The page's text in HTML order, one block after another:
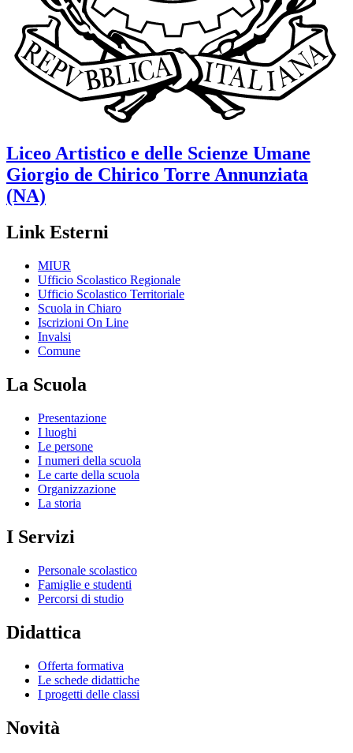
Liceo Artistico e delle Scienze Umane
Giorgio de Chirico Torre Annunziata
(NA)
Link Esterni
MIUR
Ufficio Scolastico Regionale
Ufficio Scolastico Territoriale
Scuola in Chiaro
Iscrizioni On Line
Invalsi
Comune
La Scuola
Presentazione
I luoghi
Le persone
I numeri della scuola
Le carte della scuola
Organizzazione
La storia
I Servizi
Personale scolastico
Famiglie e studenti
Percorsi di studio
Didattica
Offerta formativa
Le schede didattiche
I progetti delle classi
Novità